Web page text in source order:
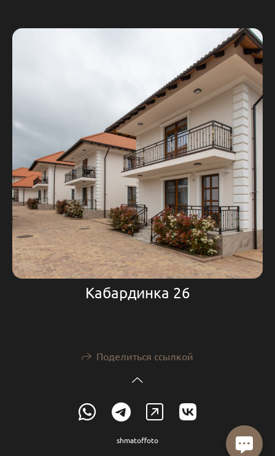
Кабардинка 26
Поделиться ссылкой
shmatoffoto